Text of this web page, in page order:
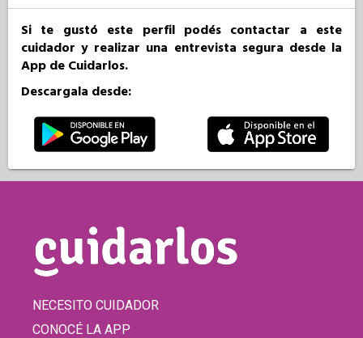
Si te gustó este perfil podés contactar a este
cuidador y realizar una entrevista segura desde la
App de Cuidarlos.
Descargala desde:
NECESITO CUIDADOR
CONOCÉ LA APP